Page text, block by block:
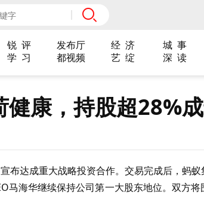
锐 评 发布厅 经 济 城 事
学 习 都视频 艺 绽 深 读
康，持股超28%
布达成重大战略投资合作。交易完成后，蚂蚁
马海华继续保持公司第一大股东地位。双方